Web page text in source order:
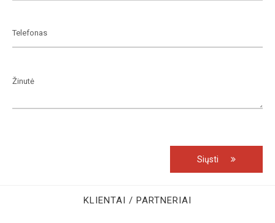
Siųsti
KLIENTAI / PARTNERIAI